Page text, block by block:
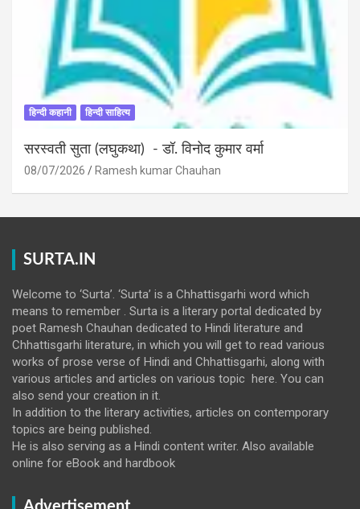
हिन्दी कहानी हिन्दी साहित्य
सरस्वती सुता (लघुकथा) ​- डॉ. विनोद कुमार वर्मा
08/07/2026 Ramesh kumar Chauhan
SURTA.IN
Welcome to ‘Surta’. ‘Surta’ is a Chhattisgarhi word which
means to remember . Surta is a literary portal dedicated by
poet Ramesh Chauhan dedicated to Hindi literature and
Chhattisgarhi literature, in which you will get to read various
works of prose verse of Hindi and Chhattisgarhi, along with
various articles and articles on various topic here. You can
also send your creation in it.
In addition to the literary activities, articles on contemporary
topics are being published.
He is also serving as a Hindi content writer. Also available
online for eBook and hardbook